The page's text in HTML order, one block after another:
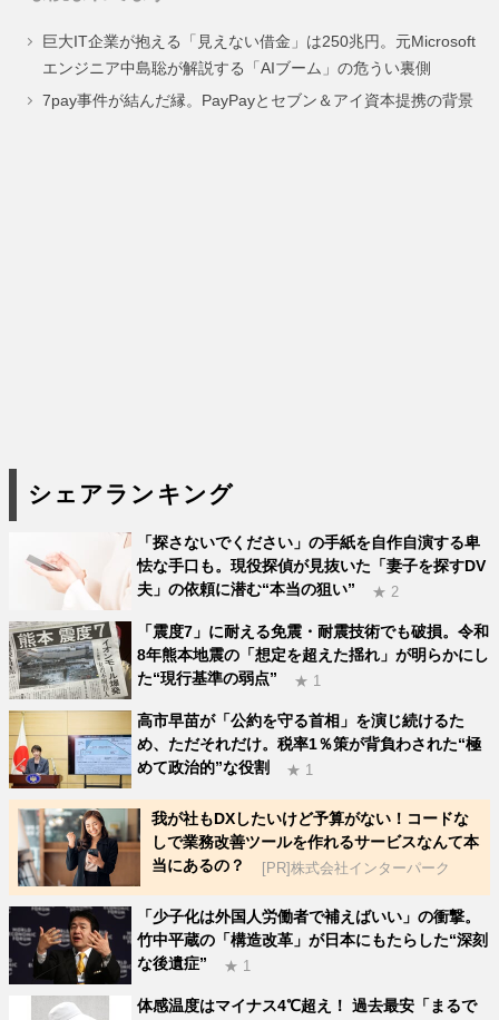
ー
ジ
ー
ジ
ー
ジ
巨大IT企業が抱える「見えない借金」は250兆円。元Microsoft
エンジニア中島聡が解説する「AIブーム」の危うい裏側
7pay事件が結んだ縁。PayPayとセブン＆アイ資本提携の背景
シェアランキング
「探さないでください」の手紙を自作自演する卑
怯な手口も。現役探偵が見抜いた「妻子を探すDV
夫」の依頼に潜む“本当の狙い”
★ 2
「震度7」に耐える免震・耐震技術でも破損。令和
8年熊本地震の「想定を超えた揺れ」が明らかにし
た“現行基準の弱点”
★ 1
高市早苗が「公約を守る首相」を演じ続けるた
め、ただそれだけ。税率1％策が背負わされた“極
めて政治的”な役割
★ 1
我が社もDXしたいけど予算がない！コードな
しで業務改善ツールを作れるサービスなんて本
当にあるの？
[PR]株式会社インターパーク
「少子化は外国人労働者で補えばいい」の衝撃。
竹中平蔵の「構造改革」が日本にもたらした“深刻
な後遺症”
★ 1
体感温度はマイナス4℃超え！ 過去最安「まるで